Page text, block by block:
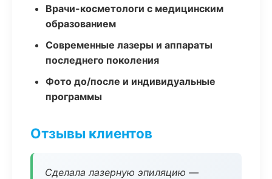
Врачи-косметологи с медицинским
образованием
Современные лазеры и аппараты
последнего поколения
Фото до/после и индивидуальные
программы
Отзывы клиентов
Сделала лазерную эпиляцию —